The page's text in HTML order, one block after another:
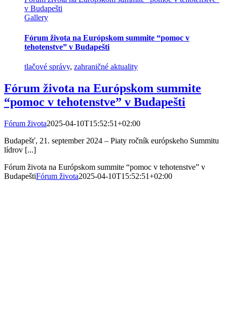
v Budapešti
Gallery
Fórum života na Európskom summite “pomoc v
tehotenstve” v Budapešti
tlačové správy, zahraničné aktuality
Fórum života na Európskom summite
“pomoc v tehotenstve” v Budapešti
Fórum života2025-04-10T15:52:51+02:00
Budapešť, 21. september 2024 – Piaty ročník európskeho Summitu
lídrov [...]
Fórum života na Európskom summite “pomoc v tehotenstve” v
BudapeštiFórum života2025-04-10T15:52:51+02:00